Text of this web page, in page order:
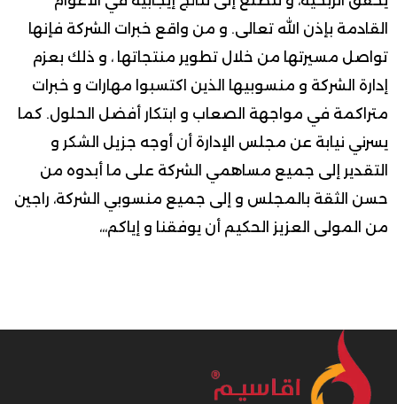
القادمة بإذن الله تعالى. و من واقع خبرات الشركة فإنها
تواصل مسيرتها من خلال تطوير منتجاتها ، و ذلك بعزم
إدارة الشركة و منسوبيها الذين اكتسبوا مهارات و خبرات
متراكمة في مواجهة الصعاب و ابتكار أفضل الحلول. كما
يسرني نيابة عن مجلس الإدارة أن أوجه جزيل الشكر و
التقدير إلى جميع مساهمي الشركة على ما أبدوه من
حسن الثقة بالمجلس و إلى جميع منسوبي الشركة، راجين
من المولى العزيز الحكيم أن يوفقنا و إياكم،،،